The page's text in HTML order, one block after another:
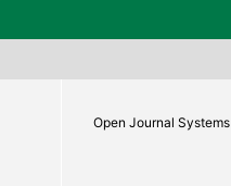
Open Journal Systems